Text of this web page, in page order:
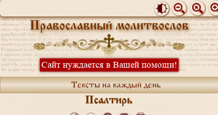
Православный молитвослов
Сайт нуждается в Вашей помощи!
Тексты на каждый день
Псалтирь